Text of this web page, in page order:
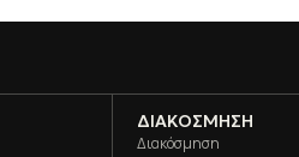
ΔΙΑΚΌΣΜΗΣΗ
Διακόσμηση